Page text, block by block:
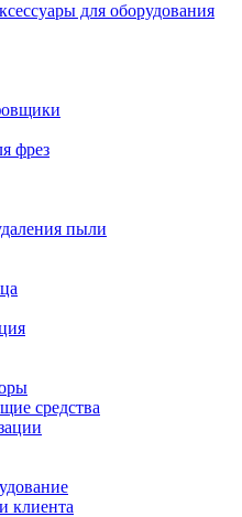
для оборудования
фрез
пыли
средства
клиента